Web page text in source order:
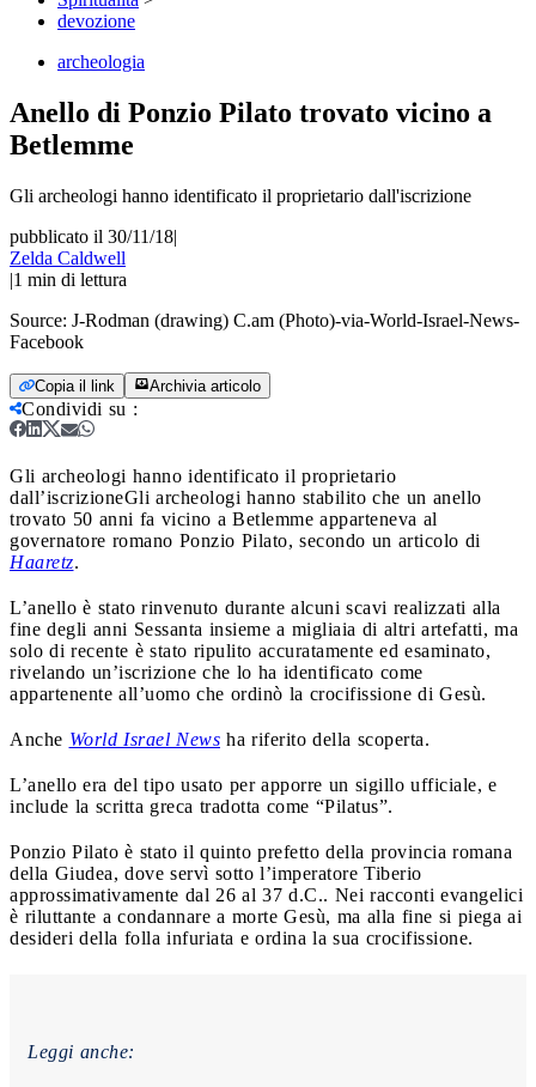
devozione
archeologia
Anello di Ponzio Pilato trovato vicino a
Betlemme
Gli archeologi hanno identificato il proprietario dall'iscrizione
pubblicato il 30/11/18|
Zelda Caldwell
|1 min di lettura
Source: J-Rodman (drawing) C.am (Photo)-via-World-Israel-News-
Facebook
Copia il link Archivia articolo
Condividi su :
Gli archeologi hanno identificato il proprietario
dall’iscrizioneGli archeologi hanno stabilito che un anello
trovato 50 anni fa vicino a Betlemme apparteneva al
governatore romano Ponzio Pilato, secondo un articolo di
Haaretz.
L’anello è stato rinvenuto durante alcuni scavi realizzati alla
fine degli anni Sessanta insieme a migliaia di altri artefatti, ma
solo di recente è stato ripulito accuratamente ed esaminato,
rivelando un’iscrizione che lo ha identificato come
appartenente all’uomo che ordinò la crocifissione di Gesù.
Anche World Israel News ha riferito della scoperta.
L’anello era del tipo usato per apporre un sigillo ufficiale, e
include la scritta greca tradotta come “Pilatus”.
Ponzio Pilato è stato il quinto prefetto della provincia romana
della Giudea, dove servì sotto l’imperatore Tiberio
approssimativamente dal 26 al 37 d.C.. Nei racconti evangelici
è riluttante a condannare a morte Gesù, ma alla fine si piega ai
desideri della folla infuriata e ordina la sua crocifissione.
Leggi anche: